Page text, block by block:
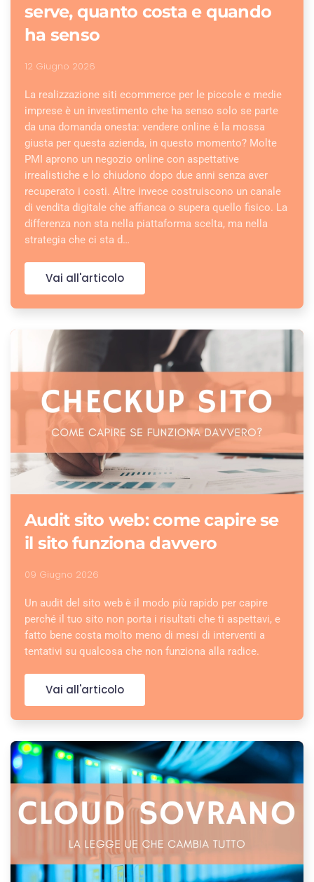
serve, quanto costa e quando
ha senso
12 Giugno 2026
La realizzazione siti ecommerce per le piccole e medie
imprese è un investimento che ha senso solo se parte
da una domanda onesta: vendere online è la mossa
giusta per questa azienda, in questo momento? Molte
PMI aprono un negozio online con aspettative
irrealistiche e lo chiudono dopo due anni senza aver
recuperato i costi. Altre invece costruiscono un canale
di vendita digitale che affianca o supera quello fisico. La
differenza non sta nella piattaforma scelta, ma nella
strategia che ci sta d…
Vai all'articolo
Audit sito web: come capire se
il sito funziona davvero
09 Giugno 2026
Un audit del sito web è il modo più rapido per capire
perché il tuo sito non porta i risultati che ti aspettavi, e
fatto bene costa molto meno di mesi di interventi a
tentativi su qualcosa che non funziona alla radice.
Vai all'articolo